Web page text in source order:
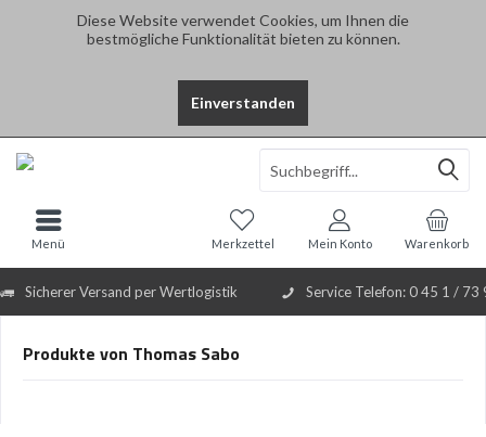
Diese Website verwendet Cookies, um Ihnen die
bestmögliche Funktionalität bieten zu können.
Einverstanden
Sicherer Versand per Wertlogistik Service Telefon: 0 45 1 / 73
Warenkorb
Merkzettel Mein Konto
Menü
Produkte von Thomas Sabo